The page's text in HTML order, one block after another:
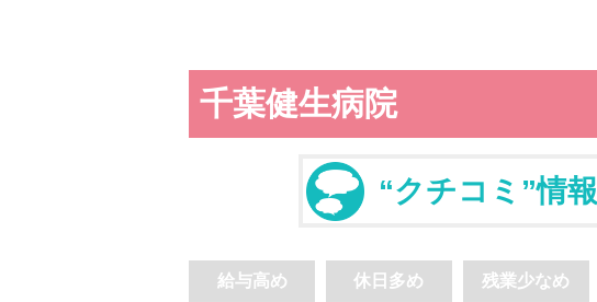
千葉健生病院
“クチコミ”情報
給与高め 休日多め 残業少なめ